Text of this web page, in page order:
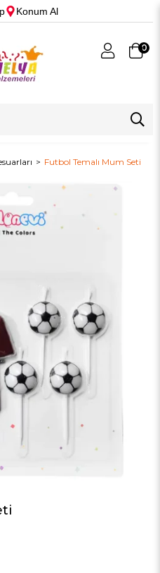
Konum Al
0
Futbol Temalı Mum Seti